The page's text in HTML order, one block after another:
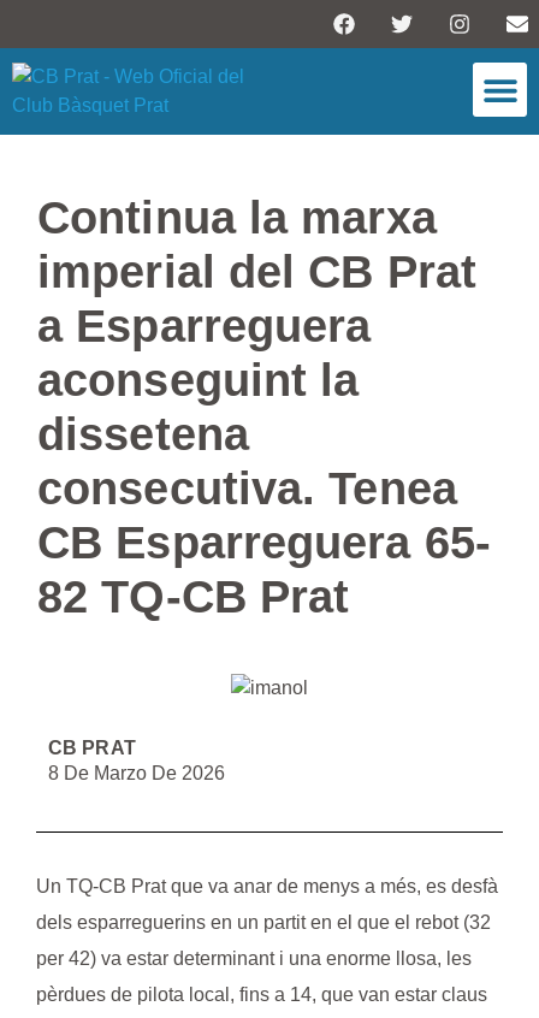
Continua la marxa
imperial del CB Prat
a Esparreguera
aconseguint la
dissetena
consecutiva. Tenea
CB Esparreguera 65-
82 TQ-CB Prat
CB PRAT
8 De Marzo De 2026
Un TQ-CB Prat que va anar de menys a més, es desfà
dels esparreguerins en un partit en el que el rebot (32
per 42) va estar determinant i una enorme llosa, les
pèrdues de pilota local, fins a 14, que van estar claus